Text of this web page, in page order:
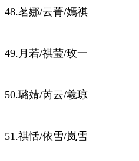
48.茗娜/云菁/嫣祺
49.月若/祺莹/玫一
50.璐婧/芮云/羲琼
51.祺恬/依雪/岚雪